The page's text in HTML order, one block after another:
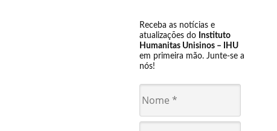
Receba as notícias e
atualizações do Instituto
Humanitas Unisinos – IHU
em primeira mão. Junte-se a
nós!